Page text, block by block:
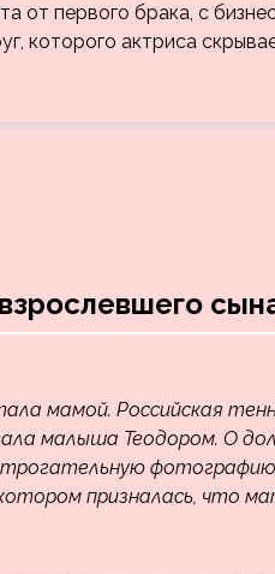
от первого брака, с
которого актриса
мамой. Российская
малыша Теодором. О
трогательную
призналась, что